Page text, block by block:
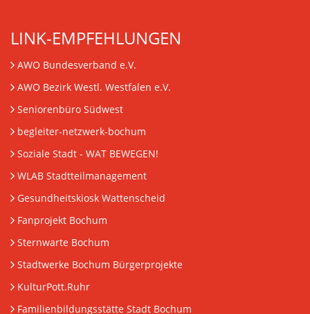
LINK-EMPFEHLUNGEN
AWO Bundesverband e.V.
AWO Bezirk Westl. Westfalen e.V.
Seniorenbüro Südwest
begleiter-netzwerk-bochum
Soziale Stadt - WAT BEWEGEN!
WLAB Stadtteilmanagement
Gesundheitskiosk Wattenscheid
Fanprojekt Bochum
Sternwarte Bochum
Stadtwerke Bochum Bürgerprojekte
KulturPott.Ruhr
Familienbildungsstätte Stadt Bochum